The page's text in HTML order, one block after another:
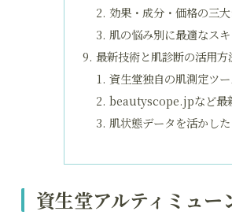
効果・成分・価格の三
肌の悩み別に最適なス
最新技術と肌診断の活用
資生堂独自の肌測定ツ
beautyscope.jpなど最
肌状態データを活かし
資生堂アルティミュ